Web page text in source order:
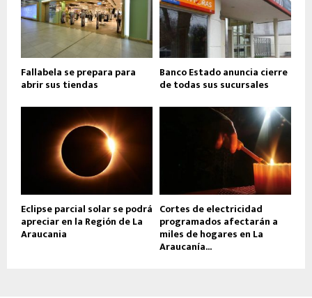
Fallabela se prepara para
abrir sus tiendas
Banco Estado anuncia cierre
de todas sus sucursales
Eclipse parcial solar se podrá
apreciar en la Región de La
Araucania
Cortes de electricidad
programados afectarán a
miles de hogares en La
Araucanía...